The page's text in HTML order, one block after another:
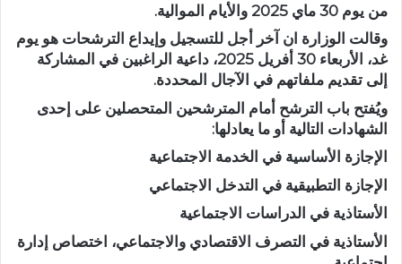
من يوم 30 ماي 2025 والأيام الموالية.
وقالت الوزارة ان آخر أجل للتسجيل وإيداع الترشحات هو يوم
غد، الأربعاء 30 أفريل 2025، داعية الراغبين في المشاركة
إلى تقديم ملفاتهم في الآجال المحددة.
ويُفتح باب الترشح أمام المترشحين المتحصلين على إحدى
الشهادات التالية أو ما يعادلها:
الإجازة الأساسية في الخدمة الاجتماعية
الإجازة التطبيقية في التدخل الاجتماعي
الأستاذية في الدراسات الاجتماعية
الأستاذية في التصرف الاقتصادي والاجتماعي، اختصاص إدارة